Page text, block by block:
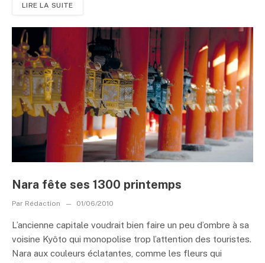
LIRE LA SUITE
Nara fête ses 1300 printemps
Par Rédaction 01/06/2010
L’ancienne capitale voudrait bien faire un peu d’ombre à sa
voisine Kyôto qui monopolise trop l’attention des touristes.
Nara aux couleurs éclatantes, comme les fleurs qui